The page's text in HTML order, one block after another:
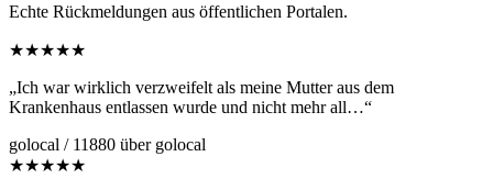
Echte Rückmeldungen aus öffentlichen Portalen.
★★★★★
„Ich war wirklich verzweifelt als meine Mutter aus dem
Krankenhaus entlassen wurde und nicht mehr all…“
golocal / 11880 über golocal
★★★★★